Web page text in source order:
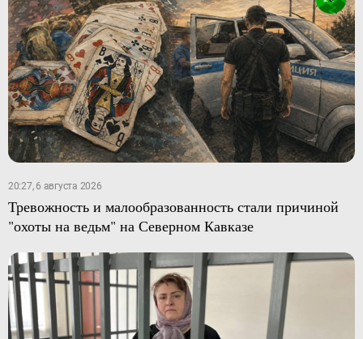
20:27, 6 августа 2026
Тревожность и малообразованность стали причиной
"охоты на ведьм" на Северном Кавказе